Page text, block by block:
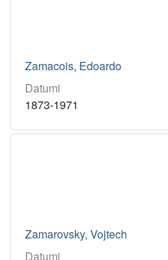
Zamacois, Edoardo
Datumi
1873-1971
Zamarovsky, Vojtech
Datumi